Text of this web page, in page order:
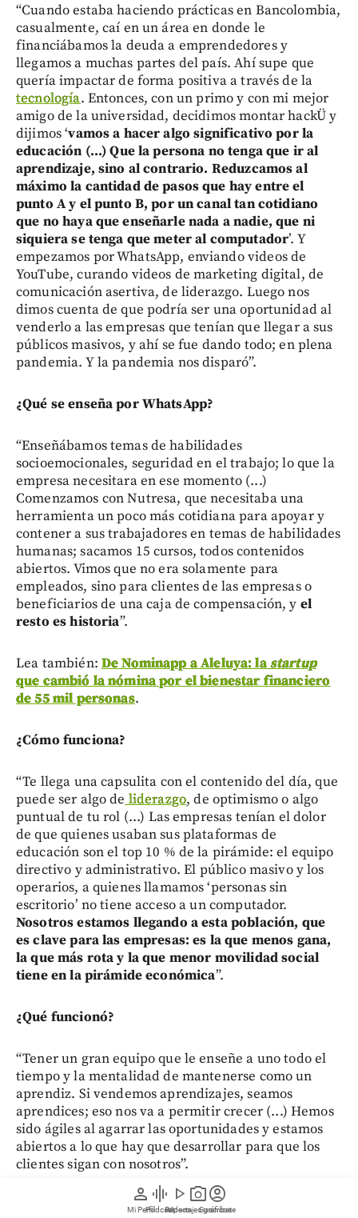
person
Mi Perfil
graphic_eq
Pódcast
play_arrow
Videos
photo_camera
Reportajes gráficos
account_circle
Suscríbete
“Cuando estaba haciendo prácticas en Bancolombia,
casualmente, caí en un área en donde le
financiábamos la deuda a emprendedores y
llegamos a muchas partes del país. Ahí supe que
quería impactar de forma positiva a través de la
tecnología. Entonces, con un primo y con mi mejor
amigo de la universidad, decidimos montar hackÜ y
dijimos ‘vamos a hacer algo significativo por la
educación (...) Que la persona no tenga que ir al
aprendizaje, sino al contrario. Reduzcamos al
máximo la cantidad de pasos que hay entre el
punto A y el punto B, por un canal tan cotidiano
que no haya que enseñarle nada a nadie, que ni
siquiera se tenga que meter al computador’. Y
empezamos por WhatsApp, enviando videos de
YouTube, curando videos de marketing digital, de
comunicación asertiva, de liderazgo. Luego nos
dimos cuenta de que podría ser una oportunidad al
venderlo a las empresas que tenían que llegar a sus
públicos masivos, y ahí se fue dando todo; en plena
pandemia. Y la pandemia nos disparó”.
¿Qué se enseña por WhatsApp?
“Enseñábamos temas de habilidades
socioemocionales, seguridad en el trabajo; lo que la
empresa necesitara en ese momento (...)
Comenzamos con Nutresa, que necesitaba una
herramienta un poco más cotidiana para apoyar y
contener a sus trabajadores en temas de habilidades
humanas; sacamos 15 cursos, todos contenidos
abiertos. Vimos que no era solamente para
empleados, sino para clientes de las empresas o
beneficiarios de una caja de compensación, y el
resto es historia”.
Lea también: De Nominapp a Aleluya: lastartup
que cambió la nómina por el bienestar financiero
de 55 mil personas.
¿Cómo funciona?
“Te llega una capsulita con el contenido del día, que
puede ser algo de liderazgo, de optimismo o algo
puntual de tu rol (...) Las empresas tenían el dolor
de que quienes usaban sus plataformas de
educación son el top 10 % de la pirámide: el equipo
directivo y administrativo. El público masivo y los
operarios, a quienes llamamos ‘personas sin
escritorio’ no tiene acceso a un computador.
Nosotros estamos llegando a esta población, que
es clave para las empresas: es la que menos gana,
la que más rota y la que menor movilidad social
tiene en la pirámide económica”.
¿Qué funcionó?
“Tener un gran equipo que le enseñe a uno todo el
tiempo y la mentalidad de mantenerse como un
aprendiz. Si vendemos aprendizajes, seamos
aprendices; eso nos va a permitir crecer (...) Hemos
sido ágiles al agarrar las oportunidades y estamos
abiertos a lo que hay que desarrollar para que los
clientes sigan con nosotros”.
“En América Latina, donde el 10 % de las personas más